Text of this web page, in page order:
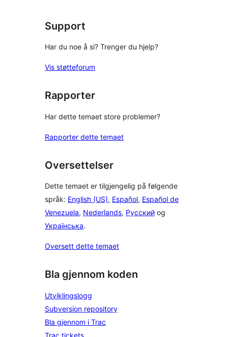
Support
Har du noe å si? Trenger du hjelp?
Vis støtteforum
Rapporter
Har dette temaet store problemer?
Rapporter dette temaet
Oversettelser
Dette temaet er tilgjengelig på følgende
språk: English (US), Español, Español de
Venezuela, Nederlands, Русский og
Українська.
Oversett dette temaet
Bla gjennom koden
Utviklingslogg
Subversion repository
Bla gjennom i Trac
Trac tickets